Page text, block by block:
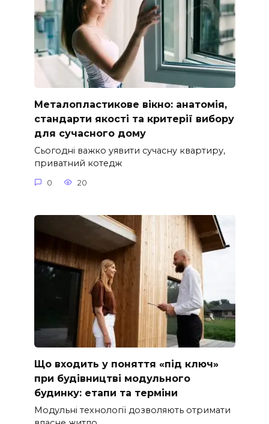
Металопластикове вікно: анатомія,
стандарти якості та критерії вибору
для сучасного дому
Сьогодні важко уявити сучасну квартиру,
приватний котедж
0 20
Що входить у поняття «під ключ»
при будівництві модульного
будинку: етапи та терміни
Модульні технології дозволяють отримати